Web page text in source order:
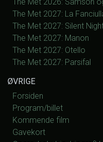
The Met 2027: La
The Met 2027: Silent
The Met 2027: Manon
The Met 2027: Otello
The Met 2027: Parsifal
ØVRIGE
Forsiden
Program/billet
Kommende film
Gavekort